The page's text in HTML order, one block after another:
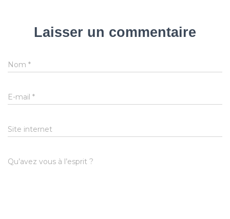
Laisser un commentaire
Nom *
E-mail *
Site internet
Qu’avez vous à l’esprit ?